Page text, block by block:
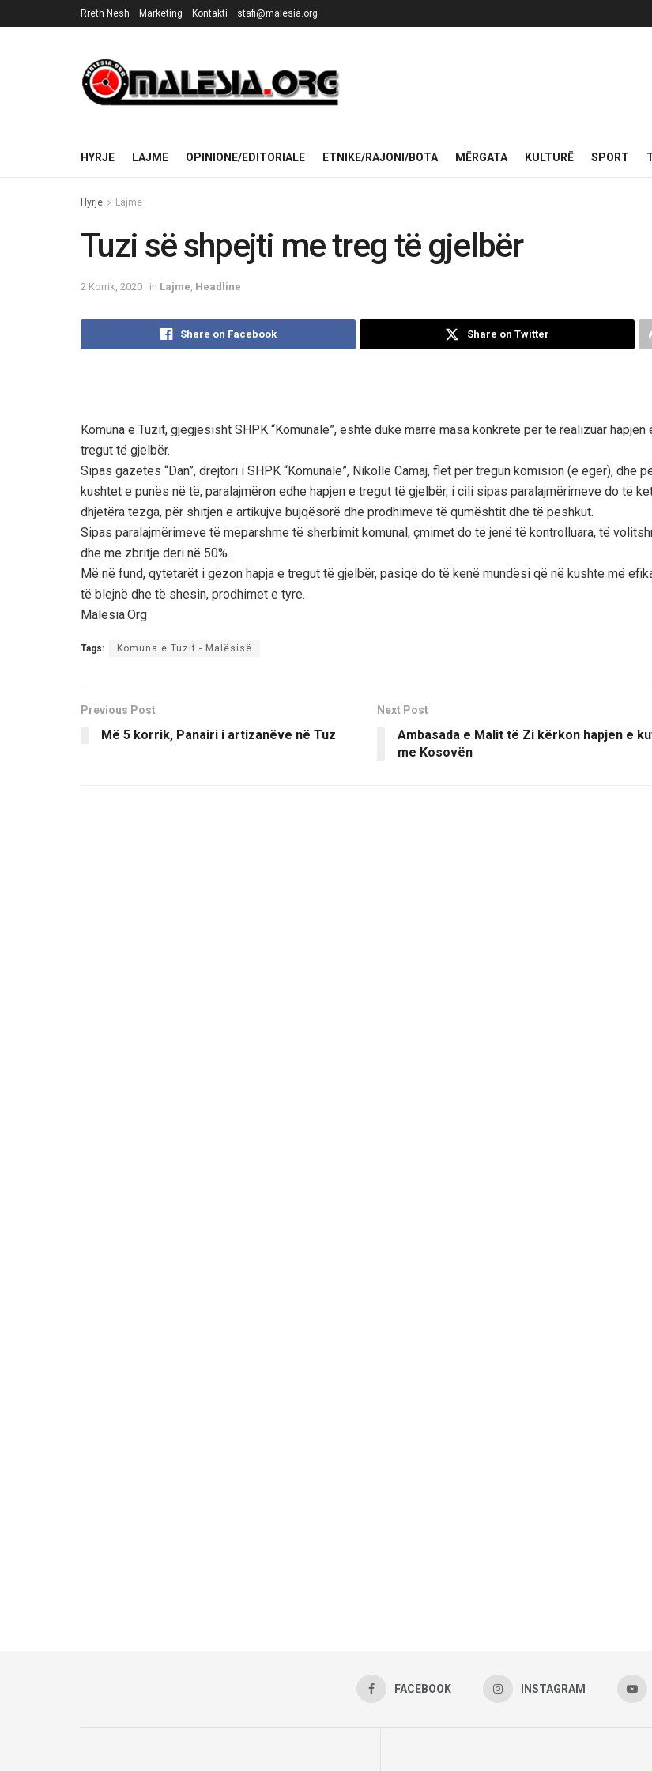
Rreth Nesh Marketing Kontakti stafi@malesia.org
HYRJE LAJME OPINIONE/EDITORIALE ETNIKE/RAJONI/BOTA MËRGATA KULTURË SPORT
Hyrje Lajme
Tuzi së shpejti me treg të gjelbër
2 Korrik, 2020 in Lajme Headline
Share on Facebook Share on Twitter
Komuna e Tuzit, gjegjësisht SHPK “Komunale”, është duke marrë masa konkrete për të realizuar hapjen
tregut të gjelbër.
Sipas gazetës “Dan”, drejtori i SHPK “Komunale”, Nikollë Camaj, flet për tregun komision (e egër), dhe
kushtet e punës në të, paralajmëron edhe hapjen e tregut të gjelbër, i cili sipas paralajmërimeve do të
dhjetëra tezga, për shitjen e artikujve bujqësorë dhe prodhimeve të qumështit dhe të peshkut.
Sipas paralajmërimeve të mëparshme të sherbimit komunal, çmimet do të jenë të kontrolluara, të
dhe me zbritje deri në 50%.
Më në fund, qytetarët i gëzon hapja e tregut të gjelbër, pasiqë do të kenë mundësi që në kushte më
të blejnë dhe të shesin, prodhimet e tyre.
Malesia.Org
Tags: Komuna e Tuzit - Malësisë
Previous Post
Më 5 korrik, Panairi i artizanëve në Tuz
Next Post
Ambasada e Malit të Zi kërkon hapjen e
me Kosovën
FACEBOOK INSTAGRAM